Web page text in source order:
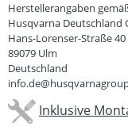
Herstellerangaben
Husqvarna Deutschland
Hans-Lorenser-Straße 40
89079 Ulm
Deutschland
Inklusive